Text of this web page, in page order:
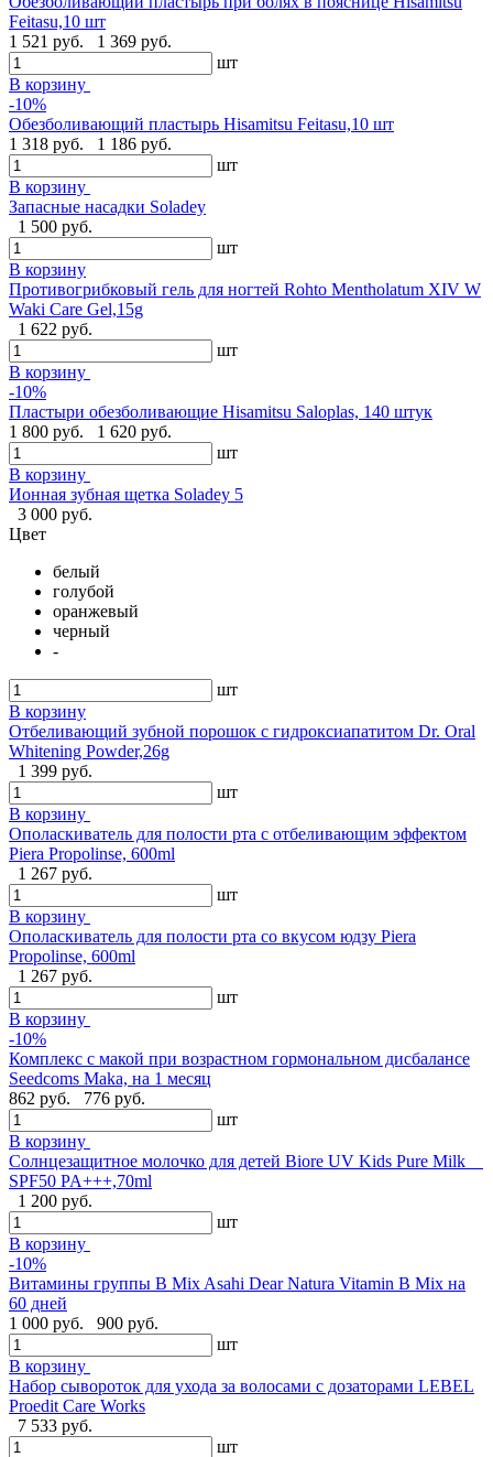
Feitasu,10 шт
1 521 руб.
1 369 руб.
шт
В корзину
-10%
Обезболивающий пластырь Hisamitsu Feitasu,10 шт
1 318 руб.
1 186 руб.
шт
В корзину
Запасные насадки Soladey
1 500 руб.
шт
В корзину
Противогрибковый гель для ногтей Rohto Mentholatum XIV W
Waki Care Gel,15g
1 622 руб.
шт
В корзину
-10%
Пластыри обезболивающие Hisamitsu Saloplas, 140 штук
1 800 руб.
1 620 руб.
шт
В корзину
Ионная зубная щетка Soladey 5
3 000 руб.
Цвет
белый
голубой
оранжевый
черный
-
шт
В корзину
Отбеливающий зубной порошок с гидроксиапатитом Dr. Oral
Whitening Powder,26g
1 399 руб.
шт
В корзину
Ополаскиватель для полости рта с отбеливающим эффектом
Piera Propolinse, 600ml
1 267 руб.
шт
В корзину
Ополаскиватель для полости рта со вкусом юдзу Piera
Propolinse, 600ml
1 267 руб.
шт
В корзину
-10%
Комплекс с макой при возрастном гормональном дисбалансе
Seedcoms Maka, на 1 месяц
862 руб.
776 руб.
шт
В корзину
Солнцезащитное молочко для детей Biore UV Kids Pure Milk
SPF50 PA+++,70ml
1 200 руб.
шт
В корзину
-10%
Витамины группы В Mix Asahi Dear Natura Vitamin B Mix на
60 дней
1 000 руб.
900 руб.
шт
В корзину
Набор сывороток для ухода за волосами с дозаторами LEBEL
Proedit Care Works
7 533 руб.
шт